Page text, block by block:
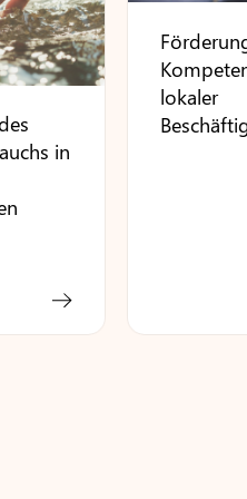
in
lokaler